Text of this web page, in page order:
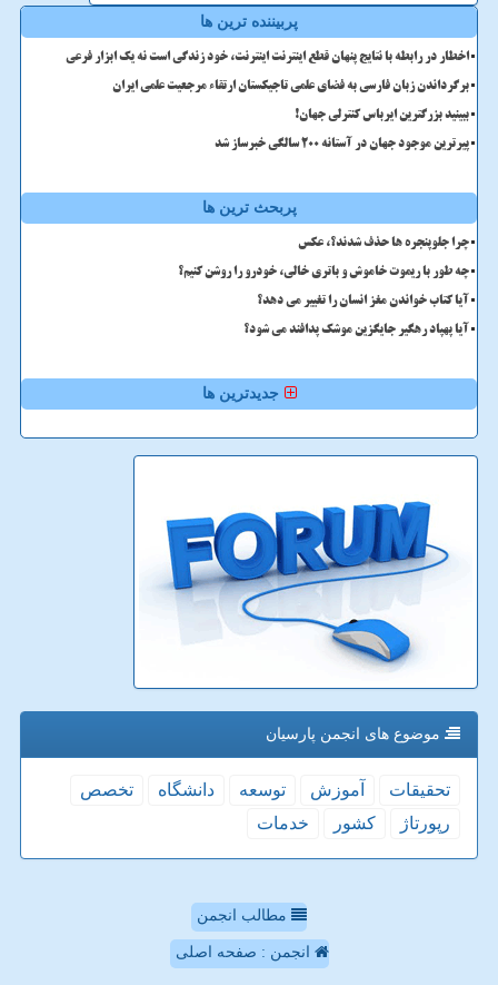
پربیننده ترین ها
اخطار در رابطه با نتایج پنهان قطع اینترنت اینترنت، خود زندگی است نه یک ابزار فرعی
برگرداندن زبان فارسی به فضای علمی تاجیکستان ارتقاء مرجعیت علمی ایران
ببینید بزرگترین ایرباس کنترلی جهان!
پیرترین موجود جهان در آستانه ۲۰۰ سالگی خبرساز شد
پربحث ترین ها
چرا جلوپنجره ها حذف شدند؟، عکس
چه طور با ریموت خاموش و باتری خالی، خودرو را روشن کنیم؟
آیا کتاب خواندن مغز انسان را تغییر می دهد؟
آیا پهپاد رهگیر جایگزین موشک پدافند می شود؟
جدیدترین ها
موضوع های انجمن پارسیان
تحقیقات آموزش توسعه دانشگاه
تخصص
رپورتاژ
كشور خدمات
مطالب انجمن
انجمن : صفحه اصلی